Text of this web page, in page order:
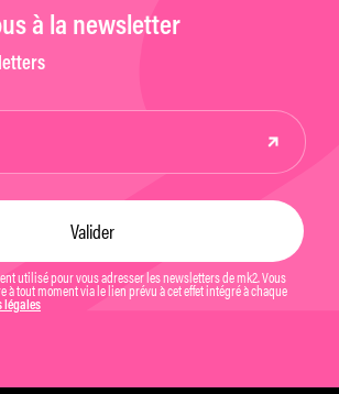
à la newsletter
utilisé pour vous adresser les newsletters de mk2. Vous
à tout moment via le lien prévu à cet effet intégré à chaque
légales